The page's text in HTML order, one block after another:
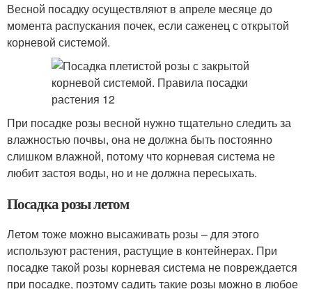
Весной посадку осуществляют в апреле месяце до
момента распускания почек, если саженец с открытой
корневой системой.
При посадке розы весной нужно тщательно следить за
влажностью почвы, она не должна быть постоянно
слишком влажной, потому что корневая система не
любит застоя воды, но и не должна пересыхать.
Посадка розы летом
Летом тоже можно высаживать розы – для этого
используют растения, растущие в контейнерах. При
посадке такой розы корневая система не повреждается
при посадке, поэтому садить такие розы можно в любое